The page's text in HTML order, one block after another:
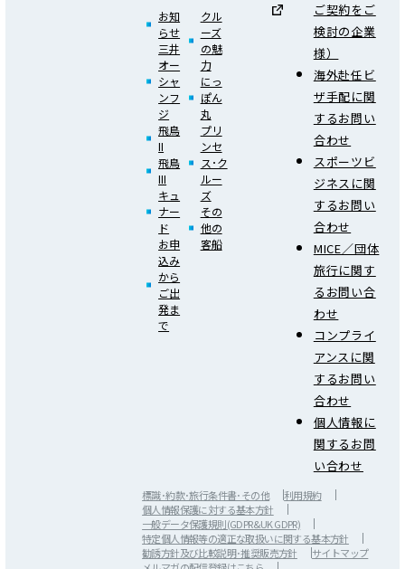
お知
らせ
三井
オー
シャ
ンフ
ジ
飛鳥
II
飛鳥
III
キュ
ナー
ド
お申
込み
から
ご出
発ま
で
クル
ーズ
の魅
力
にっ
ぽん
丸
プリ
ンセ
ス･ク
ルー
ズ
その
他の
客船
ご契約をご
検討の企業
様）
海外赴任ビ
ザ手配に関
するお問い
合わせ
スポーツビ
ジネスに関
するお問い
合わせ
MICE／団体
旅行に関す
るお問い合
わせ
コンプライ
アンスに関
するお問い
合わせ
個人情報に
関するお問
い合わせ
標識･約款･旅行条件書･その他
利用規約
個人情報保護に対する基本方針
一般データ保護規則(GDPR&UK GDPR)
特定個人情報等の適正な取扱いに関する基本方針
勧誘方針及び比較説明･推奨販売方針
サイトマップ